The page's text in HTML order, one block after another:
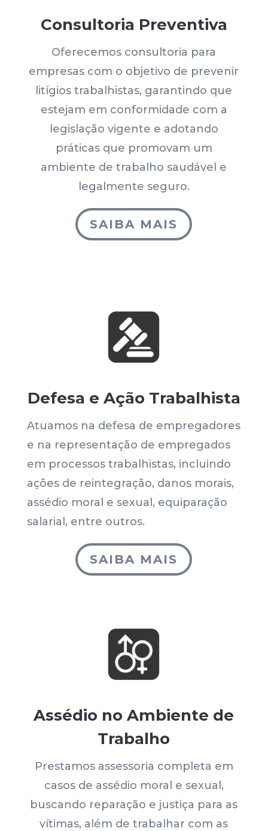
Consultoria Preventiva
Oferecemos consultoria para
empresas com o objetivo de prevenir
litígios trabalhistas, garantindo que
estejam em conformidade com a
legislação vigente e adotando
práticas que promovam um
ambiente de trabalho saudável e
legalmente seguro.
SAIBA MAIS
Defesa e Ação Trabalhista
Atuamos na defesa de empregadores
e na representação de empregados
em processos trabalhistas, incluindo
ações de reintegração, danos morais,
assédio moral e sexual, equiparação
salarial, entre outros.
SAIBA MAIS
Assédio no Ambiente de
Trabalho
Prestamos assessoria completa em
casos de assédio moral e sexual,
buscando reparação e justiça para as
vítimas, além de trabalhar com as